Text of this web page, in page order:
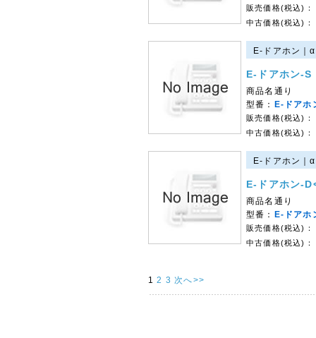
販売価格(税込)：
中古価格(税込)：
E-ドアホン
E-ドアホン-S
商品名通り
型番：
E-ドアホ
販売価格(税込)：
中古価格(税込)：
E-ドアホン｜
E-ドアホン-
商品名通り
型番：
E-ドアホ
販売価格(税込)：
中古価格(税込)：
1 2 3 次へ>>